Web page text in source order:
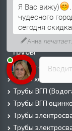
Просечно-
Лист рифленый
Лист
Трубы
Трубы
Труба
Трубы ВГП
Трубы ВГП
Трубы
Трубы
Я Вас вижу)
чудесного
сегодня
Анна